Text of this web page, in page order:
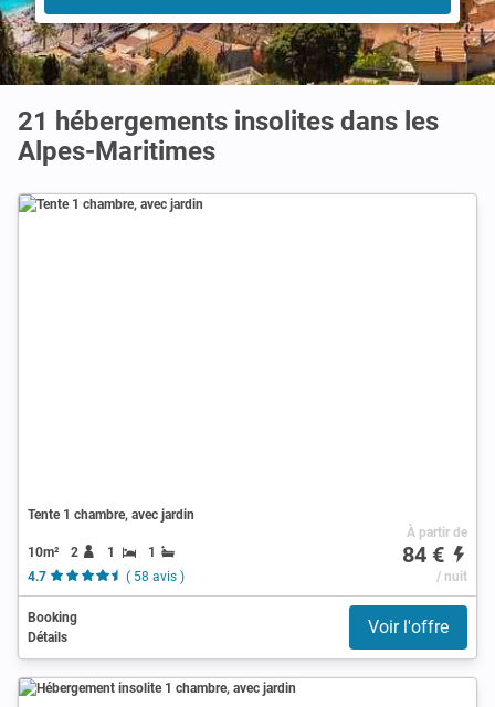
21 hébergements insolites dans les
Alpes-Maritimes
Tente 1 chambre, avec jardin
10m² 2 1
1
4.7
( 58 avis )
À partir de
84 €
/ nuit
Booking
Détails
Voir l'offre